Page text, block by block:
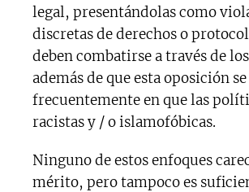
legal, presentándolas como
discretas de derechos o
deben combatirse a través de
además de que esta oposición se
frecuentemente en que las
racistas y / o islamofóbicas.
Ninguno de estos enfoques
mérito, pero tampoco es